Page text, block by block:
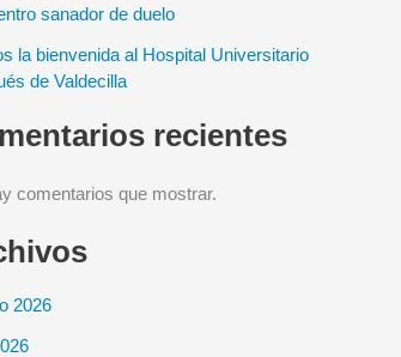
sanador de duelo
la bienvenida al Hospital Universitario
de Valdecilla
recientes
comentarios que mostrar.
2026